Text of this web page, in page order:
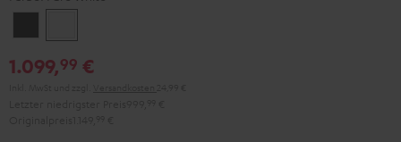
Black White
1.099,99 €